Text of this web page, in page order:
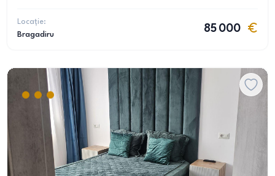
Locație:
Bragadiru
85 000